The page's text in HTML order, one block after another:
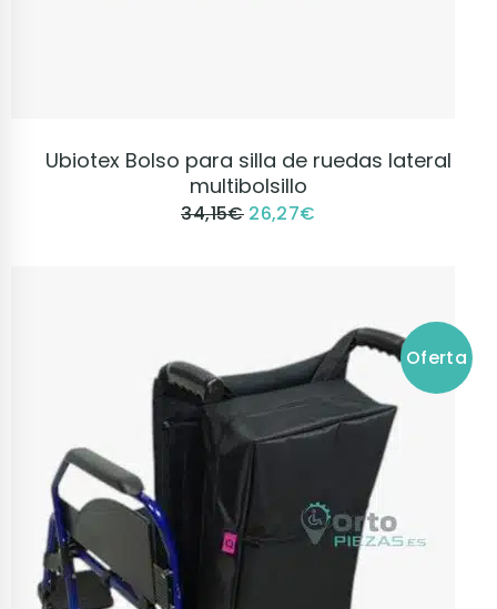
VER PRODUCTO
Ubiotex Bolso para silla de ruedas lateral
multibolsillo
34,15€ 26,27€
Oferta